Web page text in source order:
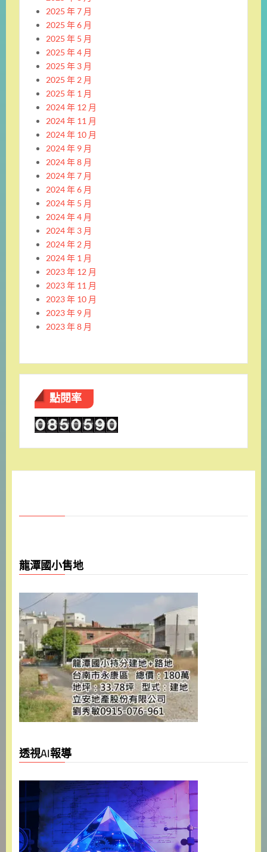
2025 年 7 月
2025 年 6 月
2025 年 5 月
2025 年 4 月
2025 年 3 月
2025 年 2 月
2025 年 1 月
2024 年 12 月
2024 年 11 月
2024 年 10 月
2024 年 9 月
2024 年 8 月
2024 年 7 月
2024 年 6 月
2024 年 5 月
2024 年 4 月
2024 年 3 月
2024 年 2 月
2024 年 1 月
2023 年 12 月
2023 年 11 月
2023 年 10 月
2023 年 9 月
2023 年 8 月
點閱率
龍潭國小售地
透視AI報導